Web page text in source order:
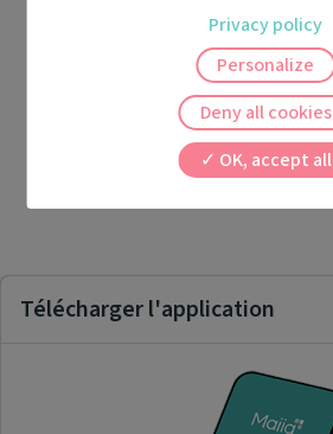
Télécharger l'application
OK, accept all
Deny all cookies
Personalize
Privacy policy